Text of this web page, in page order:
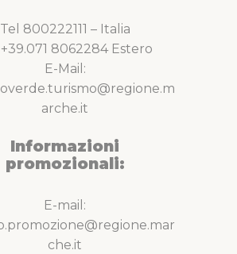
Tel 800222111 – Italia
8062284 Estero
E-Mail:
arche.it
Informazioni
promozionali:
E-mail:
che.it